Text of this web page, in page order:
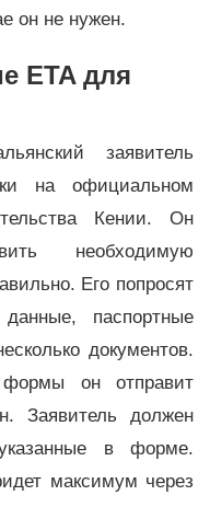
он не нужен.
ETA для
заявитель
на официальном
Кении. Он
необходимую
Его попросят
паспортные
документов.
формы он отправит
Заявитель должен
в форме.
максимум через